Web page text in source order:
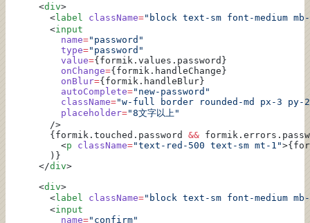
      <
div>
        <
label className="block text-sm font-medium
        <
input
          name
="password"
          type
="password"
          value
={formik.values.password}
          onChange
={formik.handleChange}
          onBlur
={formik.handleBlur}
          autoComplete
="new-password"
          className
="w-full border rounded-md px-3
          placeholder
="8文字以上"
        />
        {formik.touched.password
&&
          <
p className="text-red-500 text-sm mt-1"
        )}
      </
div>
      <
div>
        <
label className="block text-sm font-medium
        <
input
          name
="confirm"